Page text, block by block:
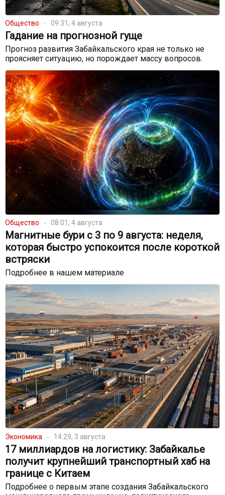
Общество 09:31, 4 августа
Гадание на прогнозной гуще
Прогноз развития Забайкальского края не только не
проясняет ситуацию, но порождает массу вопросов.
Общество 08:01, 4 августа
Магнитные бури с 3 по 9 августа: неделя,
которая быстро успокоится после короткой
встряски
Подробнее в нашем материале
Экономика 14:29, 3 августа
17 миллиардов на логистику: Забайкалье
получит крупнейший транспортный хаб на
границе с Китаем
Подробнее о первым этапе создания Забайкальского